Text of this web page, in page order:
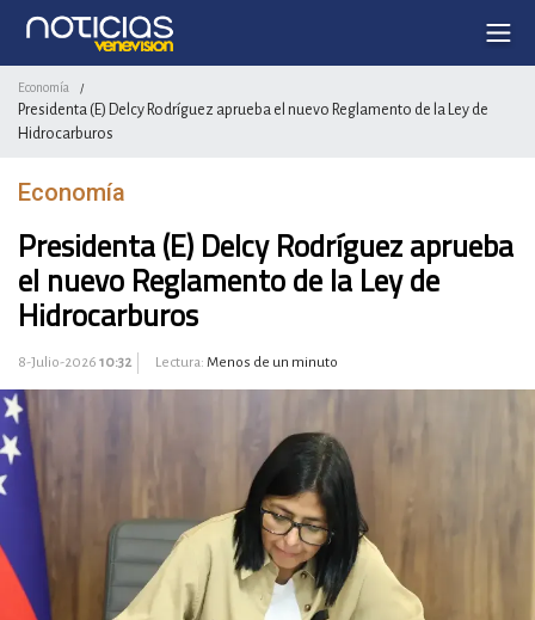
Economía /
Presidenta (E) Delcy Rodríguez aprueba el nuevo Reglamento de la Ley de
Hidrocarburos
Economía
Presidenta (E) Delcy Rodríguez aprueba
el nuevo Reglamento de la Ley de
Hidrocarburos
8-Julio-2026 10:32 Lectura: Menos de un minuto